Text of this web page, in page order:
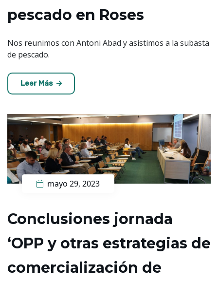
pescado en Roses
Nos reunimos con Antoni Abad y asistimos a la subasta
de pescado.
Leer Más
mayo 29, 2023
Conclusiones jornada
‘OPP y otras estrategias de
comercialización de